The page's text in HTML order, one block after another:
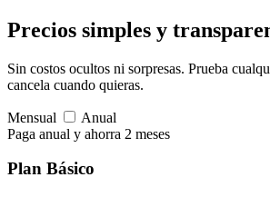
Precios simples y
Sin costos ocultos ni sorpresas. Prueba
cancela cuando quieras.
Mensual
Anual
Paga anual y ahorra 2 meses
Plan Básico